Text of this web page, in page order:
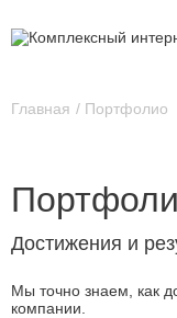
Главная Портфолио
Достижения и
Мы точно знаем, как
компании.